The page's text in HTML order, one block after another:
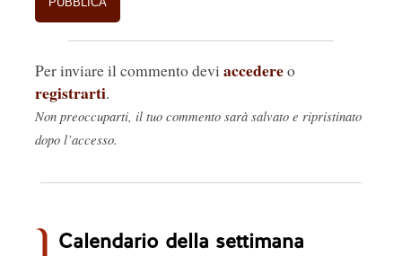
Per inviare il commento devi accedereo
registrarti.
Non preoccuparti, il tuo commento sarà salvato e ripristinato
dopo l’accesso.
Calendario della settimana